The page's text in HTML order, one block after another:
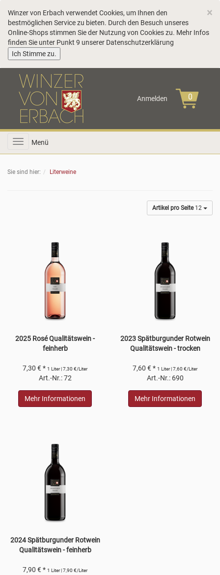
×
Winzer von Erbach verwendet Cookies, um Ihnen den
bestmöglichen Service zu bieten. Durch den Besuch unseres
Online-Shops stimmen Sie der Nutzung von Cookies zu. Mehr Infos
finden Sie unter Punkt 9 unserer Datenschutzerklärung
Ich Stimme zu.
Anmelden
Toggle
navigation
Menü
Sie sind hier: Literweine
Artikel pro Seite 12
2025 Rosé Qualitätswein -
feinherb
7,30 € * 1 Liter | 7,30 €/Liter
Art.-Nr.: 72
Mehr Informationen
2023 Spätburgunder Rotwein
Qualitätswein - trocken
7,60 € * 1 Liter | 7,60 €/Liter
Art.-Nr.: 690
Mehr Informationen
2024 Spätburgunder Rotwein
Qualitätswein - feinherb
7,90 € * 1 Liter | 7,90 €/Liter